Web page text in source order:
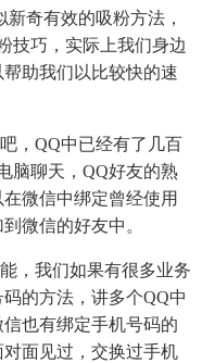
奇有效的吸粉方法，
技巧，实际上我们身边
助我们以比较快的速
QQ中已经有了几百
脑聊天，QQ好友的熟
微信中绑定曾经使用
微信的好友中。
我们如果有很多业务
的方法，讲多个QQ中
也有绑定手机号码的
面见过，交换过手机